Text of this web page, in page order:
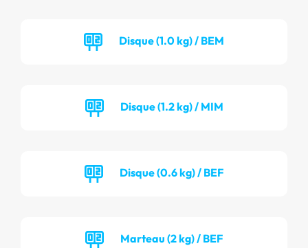
Disque (1.0 kg) / BEM
Disque (1.2 kg) / MIM
Disque (0.6 kg) / BEF
Marteau (2 kg) / BEF